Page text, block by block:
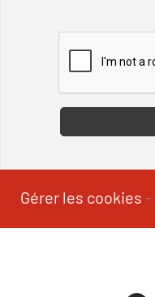
Gérer les cookies -